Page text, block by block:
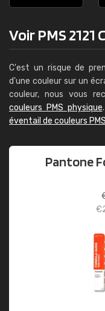
Voir PMS 2121
C'est un risque de
d'une couleur sur un
couleur, nous vous
couleurs PMS physique
éventail de couleurs PMS
Pantone
€